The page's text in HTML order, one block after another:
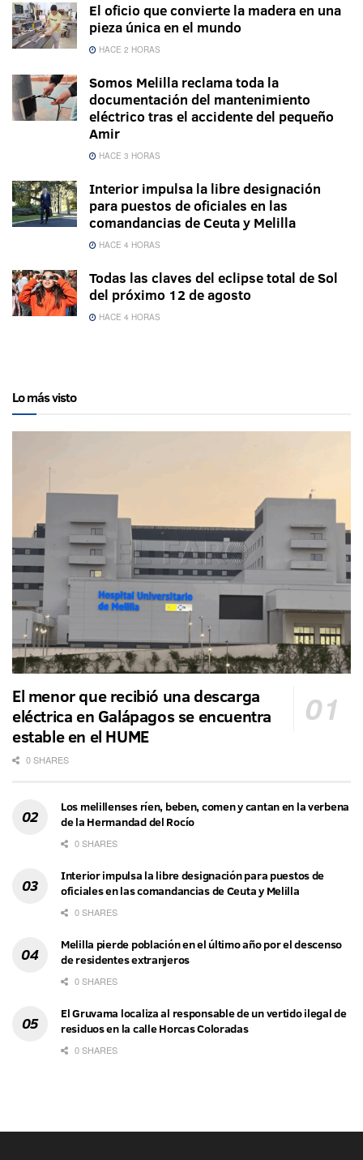
El oficio que convierte la madera en una
pieza única en el mundo
HACE 2 HORAS
Somos Melilla reclama toda la
documentación del mantenimiento
eléctrico tras el accidente del pequeño
Amir
HACE 3 HORAS
Interior impulsa la libre designación
para puestos de oficiales en las
comandancias de Ceuta y Melilla
HACE 4 HORAS
Todas las claves del eclipse total de Sol
del próximo 12 de agosto
HACE 4 HORAS
Lo más visto
El menor que recibió una descarga
eléctrica en Galápagos se encuentra
estable en el HUME
0 SHARES
Los melillenses ríen, beben, comen y cantan en la verbena
de la Hermandad del Rocío
0 SHARES
Interior impulsa la libre designación para puestos de
oficiales en las comandancias de Ceuta y Melilla
0 SHARES
Melilla pierde población en el último año por el descenso
de residentes extranjeros
0 SHARES
El Gruvama localiza al responsable de un vertido ilegal de
residuos en la calle Horcas Coloradas
0 SHARES